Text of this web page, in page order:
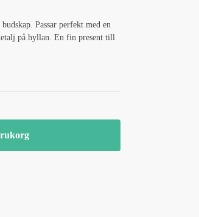
Passar perfekt med en
på hyllan. En fin present till